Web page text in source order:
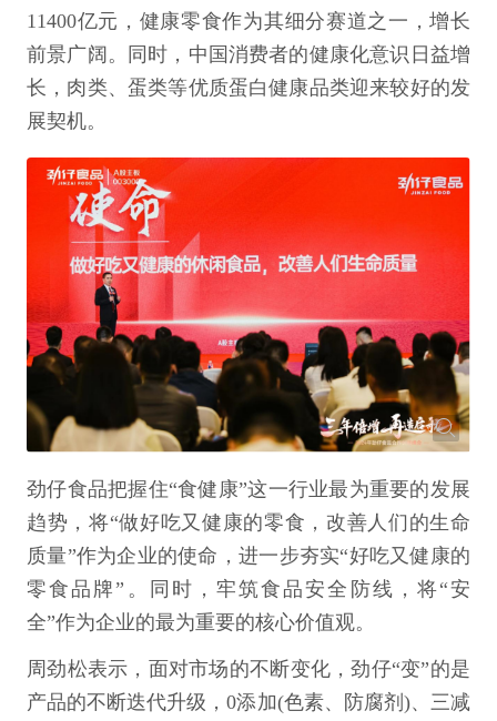
11400亿元，健康零食作为其细分赛道之一，增长
前景广阔。同时，中国消费者的健康化意识日益增
长，肉类、蛋类等优质蛋白健康品类迎来较好的发
展契机。
劲仔食品把握住“食健康”这一行业最为重要的发展
趋势，将“做好吃又健康的零食，改善人们的生命
质量”作为企业的使命，进一步夯实“好吃又健康的
零食品牌”。同时，牢筑食品安全防线，将“安
全”作为企业的最为重要的核心价值观。
周劲松表示，面对市场的不断变化，劲仔“变”的是
产品的不断迭代升级，0添加(色素、防腐剂)、三减